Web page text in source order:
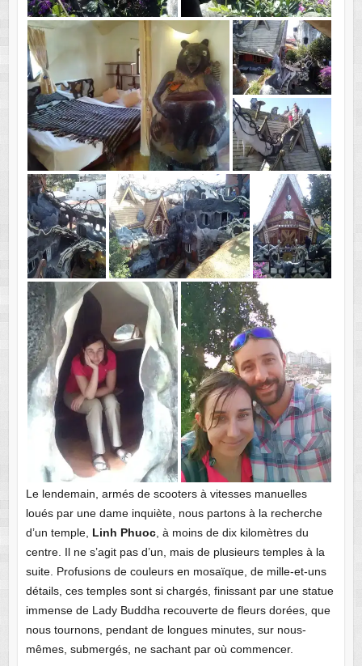
Le lendemain, armés de scooters à vitesses manuelles
loués par une dame inquiète, nous partons à la recherche
d’un temple, Linh Phuoc, à moins de dix kilomètres du
centre. Il ne s’agit pas d’un, mais de plusieurs temples à la
suite. Profusions de couleurs en mosaïque, de mille-et-uns
détails, ces temples sont si chargés, finissant par une statue
immense de Lady Buddha recouverte de fleurs dorées, que
nous tournons, pendant de longues minutes, sur nous-
mêmes, submergés, ne sachant par où commencer.